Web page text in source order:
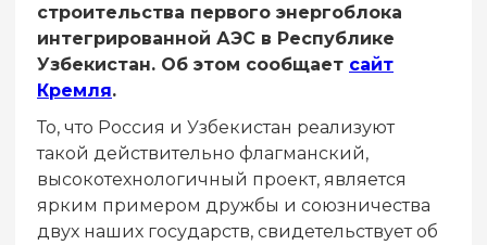
строительства первого энергоблока
интегрированной АЭС в Республике
Узбекистан. Об этом сообщает сайт
Кремля.
То, что Россия и Узбекистан реализуют
такой действительно флагманский,
высокотехнологичный проект, является
ярким примером дружбы и союзничества
двух наших государств, свидетельствует об